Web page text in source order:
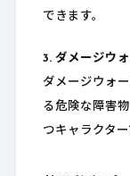
できます。
3. ダメージウ
ダメージウォ
る危険な障害
つキャラクタ